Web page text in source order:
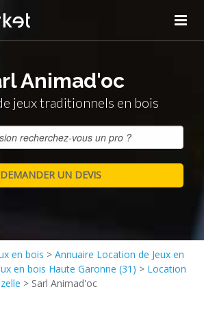
Animad'oc
jeux traditionnels en bois
en bois > Annuaire Location de Jeux en
en bois Haute Garonne (31) > Location
> Sarl Animad'oc